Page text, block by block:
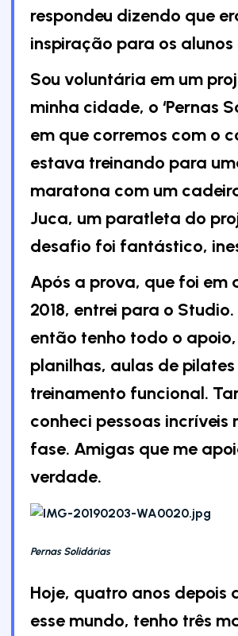
respondeu dizendo que
inspiração para os alunos
Sou voluntária em um
minha cidade, o ‘Pernas
em que corremos com o
estava treinando para
maratona com um
Juca, um paratleta do
desafio foi fantástico,
Após a prova, que foi em
2018, entrei para o Studio.
então tenho todo o
planilhas, aulas de pilates
treinamento funcional.
conheci pessoas incríveis
fase. Amigas que me
verdade.
Pernas Solidárias
Hoje, quatro anos depois
esse mundo, tenho três